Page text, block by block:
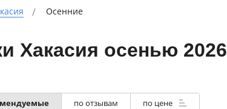
Осенние
Хакасия осенью 2026
по отзывам по цене